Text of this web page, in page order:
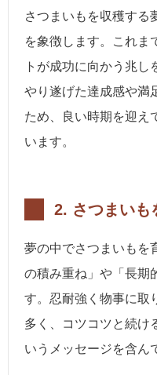
さつまいもを収穫する
を象徴します。これま
トが成功に向かう兆し
やり遂げた達成感や満
ため、良い時期を迎え
います。
2. さつまいも
夢の中でさつまいもを
の積み重ね」や「長期
す。忍耐強く物事に取
多く、コツコツと続け
いうメッセージを含ん